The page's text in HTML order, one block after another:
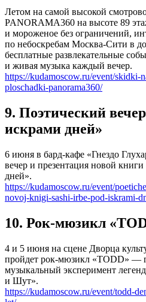
Летом на самой высокой
PANORAMA360 на высоте 89
и мороженое без ограничений,
по небоскребам Москва-Сити в
бесплатные развлекательные
и живая музыка каждый вечер.
https://kudamoscow.ru/event/skidki-
ploschadki-panorama360/
9. Поэтический
искрами дней»
6 июня в бард-кафе «Гнездо
вечер и презентация новой
дней».
https://kudamoscow.ru/event/
novoj-knigi-sashi-irbe-pod-iskrami-
10. Рок-мюзикл
4 и 5 июня на сцене Дворца
пройдет рок-мюзикл «TODD» —
музыкальный эксперимент
и Шут».
https://kudamoscow.ru/event/todd-